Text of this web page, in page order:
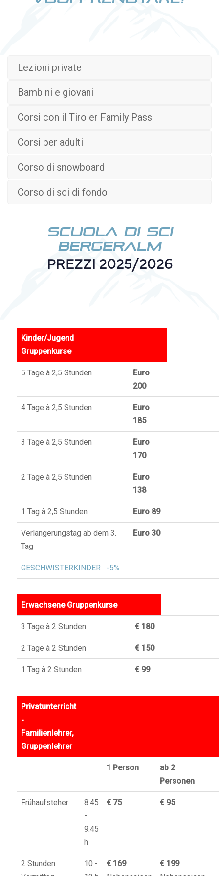
Lezioni private
Bambini e giovani
Corsi con il Tiroler Family Pass
Corsi per adulti
Corso di snowboard
Corso di sci di fondo
SCUOLA DI SCI
BERGERALM
PREZZI 2025/2026
Kinder/Jugend
Gruppenkurse
5 Tage à 2,5 Stunden
Euro
200
4 Tage à 2,5 Stunden
Euro
185
3 Tage à 2,5 Stunden
Euro
170
2 Tage à 2,5 Stunden
Euro
138
1 Tag à 2,5 Stunden Euro 89
Verlängerungstag ab dem 3.
Tag
Euro 30
GESCHWISTERKINDER -5%
Erwachsene Gruppenkurse
3 Tage à 2 Stunden € 180
2 Tage à 2 Stunden € 150
1 Tag à 2 Stunden € 99
Privatunterricht
-
Familienlehrer,
Gruppenlehrer
1 Person
ab 2
Personen
Frühaufsteher
8.45
-
9.45
h
€ 75 € 95
2 Stunden
10 -
€ 169
€ 199